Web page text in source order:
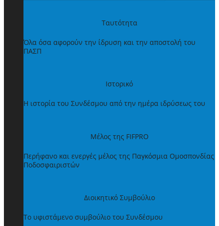
Ταυτότητα
Όλα όσα αφορούν την ίδρυση και την αποστολή του
ΠΑΣΠ
Ιστορικό
Η ιστορία του Συνδέσμου από την ημέρα ιδρύσεως του
Μέλος της FIFPRO
Περήφανο και ενεργές μέλος της Παγκόσμια Ομοσπονδίας
Ποδοσφαιριστών
Διοικητικό Συμβούλιο
Το υφιστάμενο συμβούλιο του Συνδέσμου